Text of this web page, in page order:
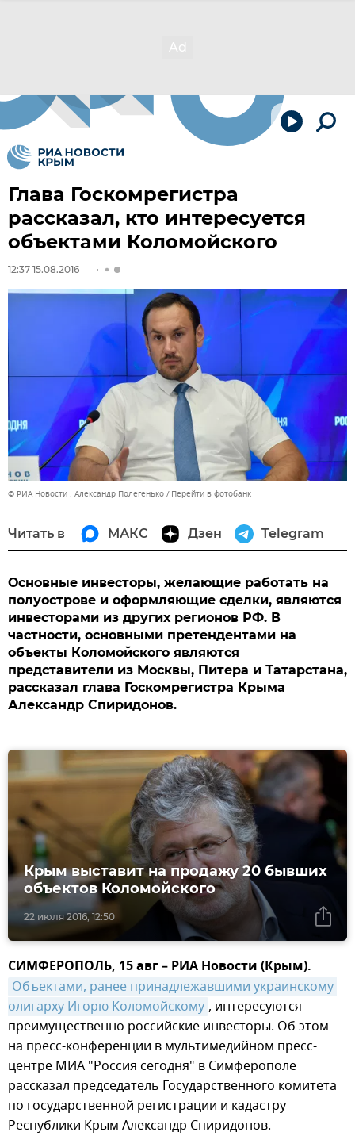
Глава Госкомрегистра
рассказал, кто интересуется
объектами Коломойского
12:37 15.08.2016
© РИА Новости . Александр Полегенько Перейти в фотобанк
Читать в МАКС Дзен Telegram
Основные инвесторы, желающие работать на
полуострове и оформляющие сделки, являются
инвесторами из других регионов РФ. В
частности, основными претендентами на
объекты Коломойского являются
представители из Москвы, Питера и Татарстана,
рассказал глава Госкомрегистра Крыма
Александр Спиридонов.
22 июля 2016, 12:50
Крым выставит на продажу 20 бывших
объектов Коломойского
СИМФЕРОПОЛЬ, 15 авг – РИА Новости (Крым).
Объектами, ранее принадлежавшими украинскому
олигарху Игорю Коломойскому , интересуются
преимущественно российские инвесторы. Об этом
на пресс-конференции в мультимедийном пресс-
центре МИА "Россия сегодня" в Симферополе
рассказал председатель Государственного комитета
по государственной регистрации и кадастру
Республики Крым Александр Спиридонов.